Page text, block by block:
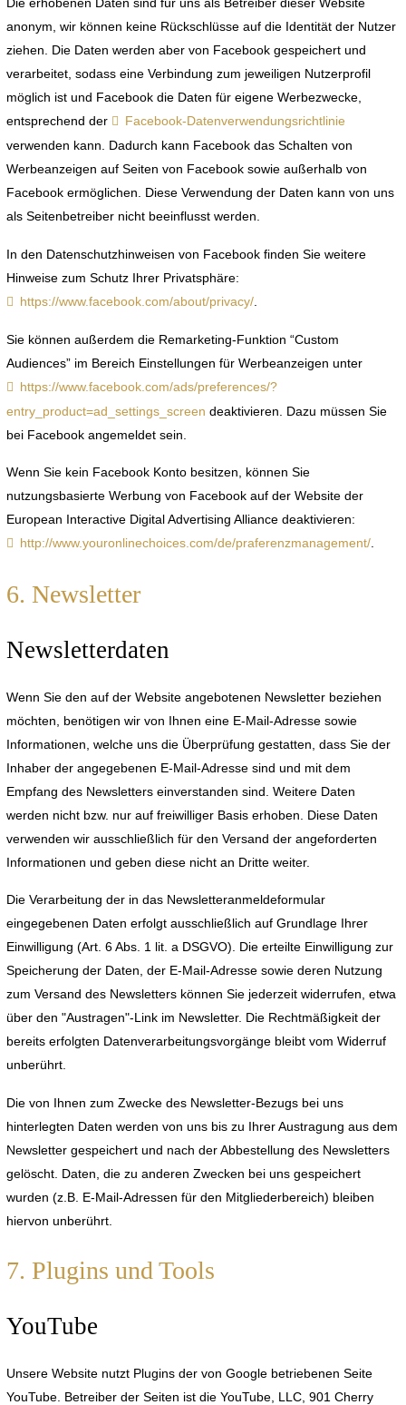
anonym, wir können keine Rückschlüsse auf die Identität der Nutzer
ziehen. Die Daten werden aber von Facebook gespeichert und
verarbeitet, sodass eine Verbindung zum jeweiligen Nutzerprofil
möglich ist und Facebook die Daten für eigene Werbezwecke,
entsprechend der
Facebook-Datenverwendungsrichtlinie
verwenden kann. Dadurch kann Facebook das Schalten von
Werbeanzeigen auf Seiten von Facebook sowie außerhalb von
Facebook ermöglichen. Diese Verwendung der Daten kann von uns
als Seitenbetreiber nicht beeinflusst werden.
In den Datenschutzhinweisen von Facebook finden Sie weitere
Hinweise zum Schutz Ihrer Privatsphäre:
https://www.facebook.com/about/privacy/
Sie können außerdem die Remarketing-Funktion “Custom
Audiences” im Bereich Einstellungen für Werbeanzeigen unter
https://www.facebook.com/ads/preferences/?
entry_product=ad_settings_screen deaktivieren. Dazu müssen Sie
bei Facebook angemeldet sein.
Wenn Sie kein Facebook Konto besitzen, können Sie
nutzungsbasierte Werbung von Facebook auf der Website der
European Interactive Digital Advertising Alliance deaktivieren:
http://www.youronlinechoices.com/de/praferenzmanagement/.
6. Newsletter
Newsletterdaten
Wenn Sie den auf der Website angebotenen Newsletter beziehen
möchten, benötigen wir von Ihnen eine E-Mail-Adresse sowie
Informationen, welche uns die Überprüfung gestatten, dass Sie der
Inhaber der angegebenen E-Mail-Adresse sind und mit dem
Empfang des Newsletters einverstanden sind. Weitere Daten
werden nicht bzw. nur auf freiwilliger Basis erhoben. Diese Daten
verwenden wir ausschließlich für den Versand der angeforderten
Informationen und geben diese nicht an Dritte weiter.
Die Verarbeitung der in das Newsletteranmeldeformular
eingegebenen Daten erfolgt ausschließlich auf Grundlage Ihrer
Einwilligung (Art. 6 Abs. 1 lit. a DSGVO). Die erteilte Einwilligung zur
Speicherung der Daten, der E-Mail-Adresse sowie deren Nutzung
zum Versand des Newsletters können Sie jederzeit widerrufen, etwa
über den "Austragen"-Link im Newsletter. Die Rechtmäßigkeit der
bereits erfolgten Datenverarbeitungsvorgänge bleibt vom Widerruf
unberührt.
Die von Ihnen zum Zwecke des Newsletter-Bezugs bei uns
hinterlegten Daten werden von uns bis zu Ihrer Austragung aus dem
Newsletter gespeichert und nach der Abbestellung des Newsletters
gelöscht. Daten, die zu anderen Zwecken bei uns gespeichert
wurden (z.B. E-Mail-Adressen für den Mitgliederbereich) bleiben
hiervon unberührt.
7. Plugins und Tools
YouTube
Unsere Website nutzt Plugins der von Google betriebenen Seite
YouTube. Betreiber der Seiten ist die YouTube, LLC, 901 Cherry